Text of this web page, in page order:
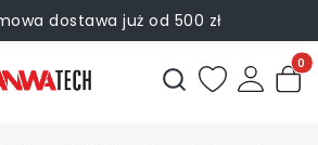
dostawa już od 500 zł
Rabaty na wybrane produkty
Otwórz